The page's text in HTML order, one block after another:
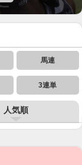
馬連
3連単
人気順